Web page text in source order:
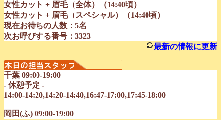
女性カット + 眉毛（全体）（14:40頃）
女性カット + 眉毛（スペシャル）（14:40頃）
現在お待ちの人数：5名
次お呼びする番号：3323
最新の情報に更新
千葉 09:00-19:00
- 休憩予定 -
14:00-14:20,14:20-14:40,16:47-17:00,17:45-18:00
岡田(ふ) 09:00-19:00